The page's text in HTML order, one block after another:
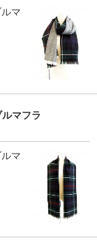
マ
マフラ
マ